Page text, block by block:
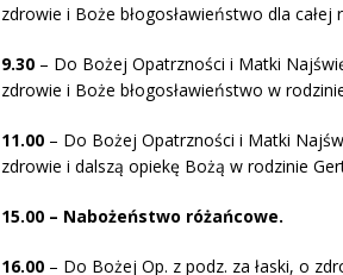
zdrowie i Boże błogosławieństwo dla całej
9.30 – Do Bożej Opatrzności i Matki
zdrowie i Boże błogosławieństwo w
11.00 – Do Bożej Opatrzności i Matki
zdrowie i dalszą opiekę Bożą w rodzinie
15.00 – Nabożeństwo różańcowe.
16.00 – Do Bożej Op. z podz. za łaski, o